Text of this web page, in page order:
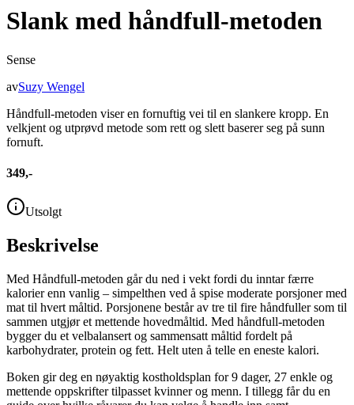
Slank med håndfull-metoden
Sense
avSuzy Wengel
Håndfull-metoden viser en fornuftig vei til en slankere kropp. En
velkjent og utprøvd metode som rett og slett baserer seg på sunn
fornuft.
349,-
Utsolgt
Beskrivelse
Med Håndfull-metoden går du ned i vekt fordi du inntar færre
kalorier enn vanlig – simpelthen ved å spise moderate porsjoner med
mat til hvert måltid. Porsjonene består av tre til fire håndfuller som til
sammen utgjør et mettende hovedmåltid. Med håndfull-metoden
bygger du et velbalansert og sammensatt måltid fordelt på
karbohydrater, protein og fett. Helt uten å telle en eneste kalori.
Boken gir deg en nøyaktig kostholdsplan for 9 dager, 27 enkle og
mettende oppskrifter tilpasset kvinner og menn. I tillegg får du en